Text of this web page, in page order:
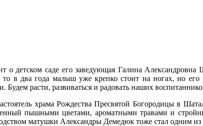
детском саде его заведующая Галина
то в два года малыш уже крепко стоит на ногах, но его
расти, развиваться и радовать наших
храма Рождества Пресвятой Богородицы в
пышными цветами, ароматными травами и
матушки Александры Демедюк тоже стал одним